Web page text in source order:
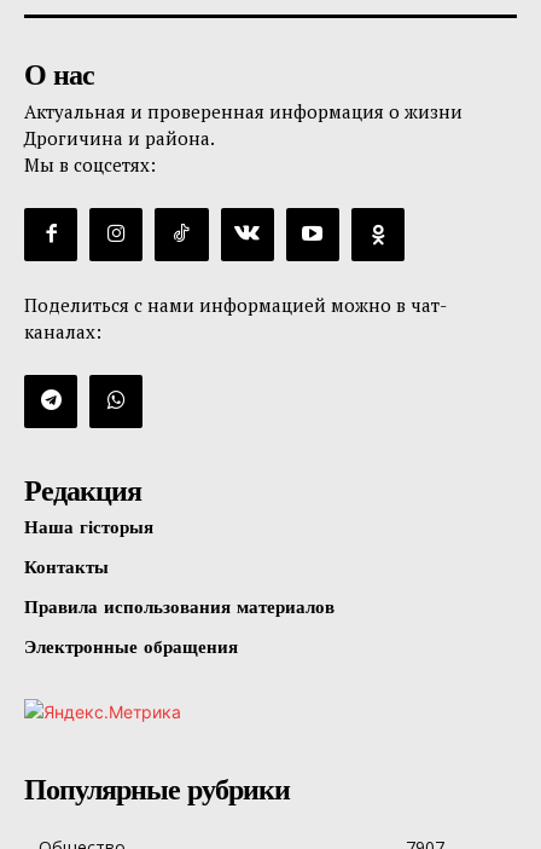
О нас
Актуальная и проверенная информация о жизни
Дрогичина и района.
Мы в соцсетях:
Поделиться с нами информацией можно в чат-
каналах:
Редакция
Наша гісторыя
Контакты
Правила использования материалов
Электронные обращения
Популярные рубрики